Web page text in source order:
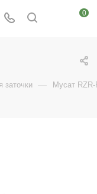
0
заточки — Мусат RZR-